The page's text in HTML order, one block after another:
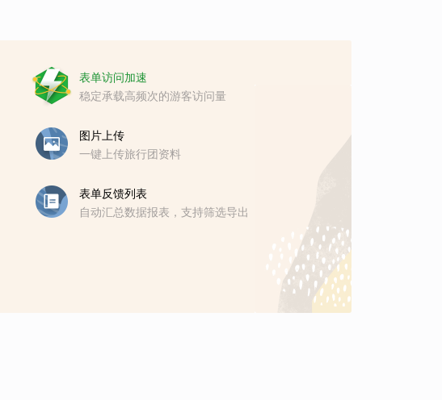
表单访问加速
稳定承载高频次的游客访问量
图片上传
一键上传旅行团资料
表单反馈列表
自动汇总数据报表，支持筛选导出